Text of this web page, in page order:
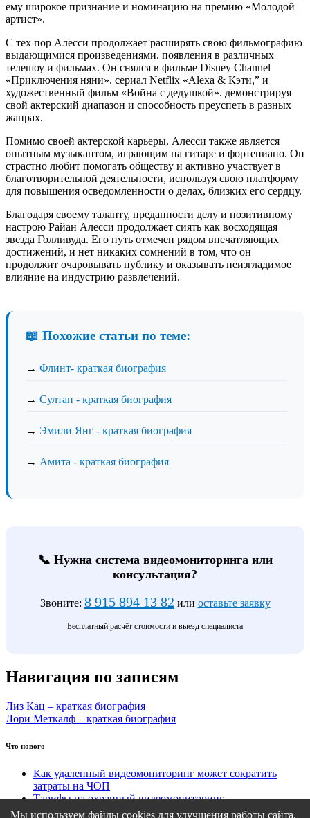
ему широкое признание и номинацию на премию «Молодой
артист».
С тех пор Алесси продолжает расширять свою фильмографию
выдающимися произведениями. появления в различных
телешоу и фильмах. Он снялся в фильме Disney Channel
«Приключения няни». сериал Netflix «Alexa & Кэти,” и
художественный фильм «Война с дедушкой». демонстрируя
свой актерский диапазон и способность преуспеть в разных
жанрах.
Помимо своей актерской карьеры, Алесси также является
опытным музыкантом, играющим на гитаре и фортепиано. Он
страстно любит помогать обществу и активно участвует в
благотворительной деятельности, используя свою платформу
для повышения осведомленности о делах, близких его сердцу.
Благодаря своему таланту, преданности делу и позитивному
настрою Райан Алесси продолжает сиять как восходящая
звезда Голливуда. Его путь отмечен рядом впечатляющих
достижений, и нет никаких сомнений в том, что он
продолжит очаровывать публику и оказывать неизгладимое
влияние на индустрию развлечений.
📖 Похожие статьи по теме:
→ Флинт- краткая биография
→ Султан - краткая биография
→ Эмили Янг - краткая биография
→ Амита - краткая биография
📞 Нужна система видеомониторинга или
консультация?
Звоните: 8 915 894 13 82 или оставьте заявку
Бесплатный расчёт стоимости и выезд специалиста
Навигация по записям
Лиз Кац – краткая биография
Лори Меткалф – краткая биография
Что нового
Как удаленный видеомониторинг может сократить
затраты на ЧОП
Тарифы на охранный видеомониторинг
Этапы подключения удаленного видеомониторинга
Мы используем файлы cookies для улучшения работы сайта,